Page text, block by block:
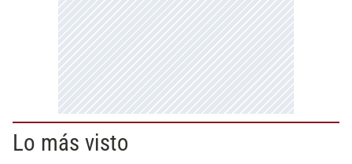
Lo más visto